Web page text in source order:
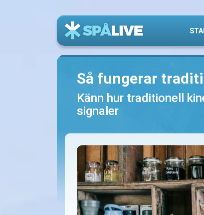
Så fungerar
Känn hur traditionell
signaler